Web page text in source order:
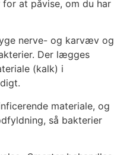
at påvise, om du har
nerve- og karvæv og
Der lægges
(kalk) i
materiale, og
så bakterier